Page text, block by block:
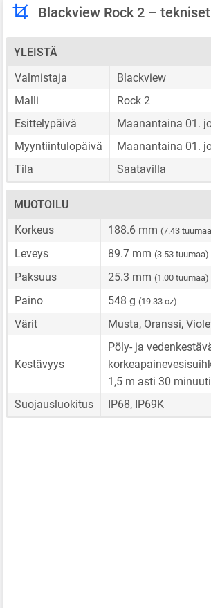
Blackview Rock 2 –
YLEISTÄ
Valmistaja
Blackview
Malli
Rock 2
Esittelypäivä
Maanantaina 01.
Myyntiintulopäivä
Maanantaina 01.
Tila
Saatavilla
MUOTOILU
Korkeus
188.6 mm (7.43
Leveys 89.7 mm (3.53 tuumaa)
Paksuus 25.3 mm (1.00 tuumaa)
Paino 548 g (19.33 oz)
Värit Musta, Oranssi,
Kestävyys
Pöly- ja
1,5 m asti 30
Suojausluokitus
IP68, IP69K